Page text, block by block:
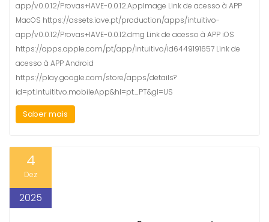
app/v0.0.12/Provas+IAVE-0.0.12.AppImage Link de acesso à APP
MacOS https://assets.iave.pt/production/apps/intuitivo-
app/v0.0.12/Provas+IAVE-0.0.12.dmg Link de acesso à APP iOS
https://apps.apple.com/pt/app/intuitivo/id6449191657 Link de
acesso à APP Android
https://play.google.com/store/apps/details?
id=pt.intuititvo.mobileApp&hl=pt_PT&gl=US
Saber mais
4
Dez
2025